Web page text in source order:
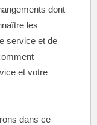
dont
les
service et de
et votre
dans ce